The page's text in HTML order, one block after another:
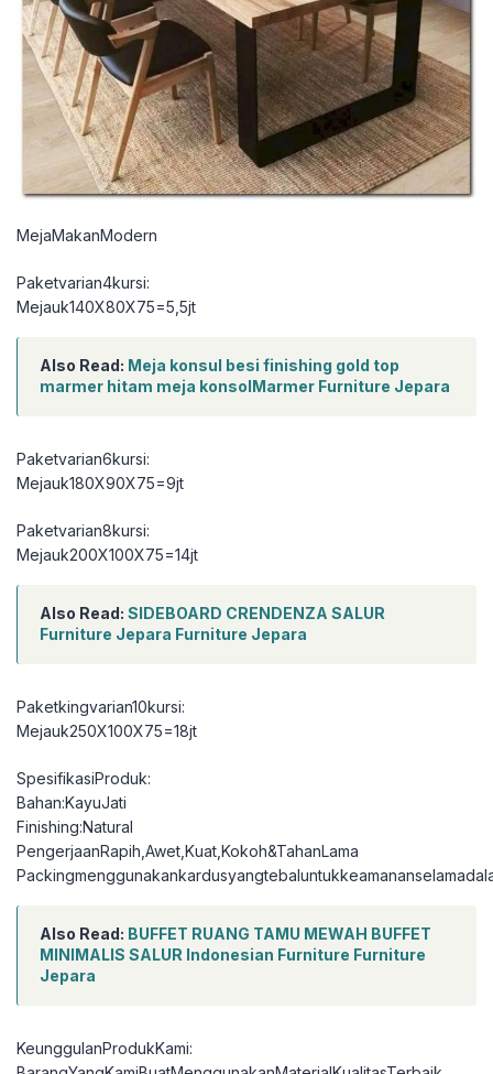
MejaMakanModern
Paketvarian4kursi:
Mejauk140X80X75=5,5jt
Also Read: Meja konsul besi finishing gold top
marmer hitam meja konsolMarmer Furniture Jepara
Paketvarian6kursi:
Mejauk180X90X75=9jt
Paketvarian8kursi:
Mejauk200X100X75=14jt
Also Read: SIDEBOARD CRENDENZA SALUR
Furniture Jepara Furniture Jepara
Paketkingvarian10kursi:
Mejauk250X100X75=18jt
SpesifikasiProduk:
Bahan:KayuJati
Finishing:Natural
PengerjaanRapih,Awet,Kuat,Kokoh&TahanLama
Also Read: BUFFET RUANG TAMU MEWAH BUFFET
MINIMALIS SALUR Indonesian Furniture Furniture
Jepara
KeunggulanProdukKami: